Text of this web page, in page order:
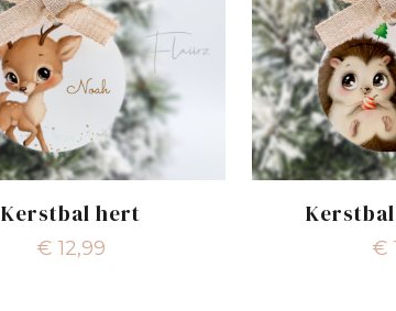
Kerstbal hert
€ 12,99 €